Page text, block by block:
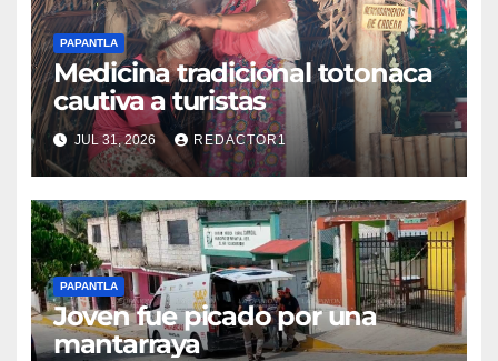
PAPANTLA
Medicina tradicional totonaca
cautiva a turistas
JUL 31, 2026 REDACTOR1
PAPANTLA
Joven fue picado por una
mantarraya